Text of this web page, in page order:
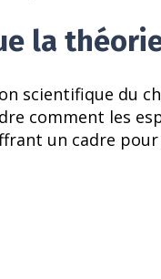
la
scientifique du
comment les
un cadre